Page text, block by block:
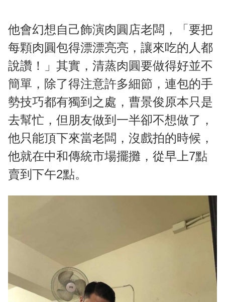
他會幻想自己飾演肉圓店老闆，「要把
每顆肉圓包得漂漂亮亮，讓來吃的人都
說讚！」其實，清蒸肉圓要做得好並不
簡單，除了得注意許多細節，連包的手
勢技巧都有獨到之處，曹景俊原本只是
去幫忙，但朋友做到一半卻不想做了，
他只能頂下來當老闆，沒戲拍的時候，
他就在中和傳統市場擺攤，從早上7點
賣到下午2點。